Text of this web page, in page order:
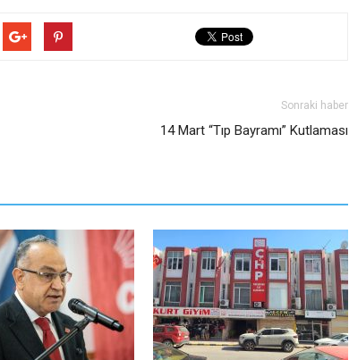
Sonraki haber
14 Mart “Tıp Bayramı” Kutlaması